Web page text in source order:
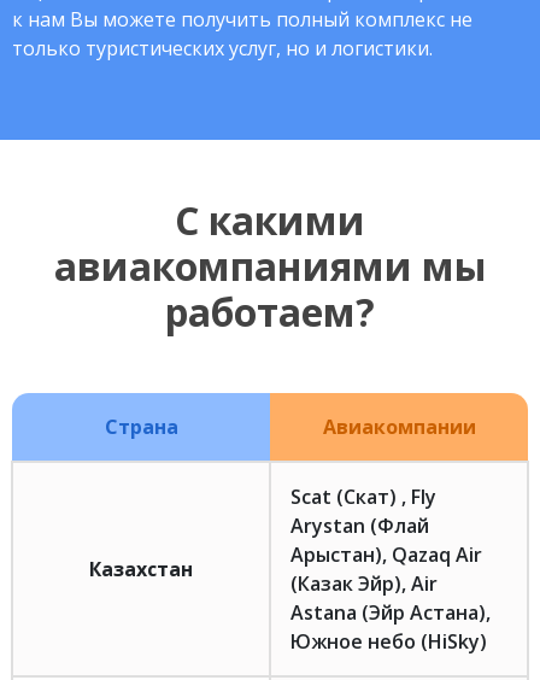
к нам Вы можете получить полный комплекс не
только туристических услуг, но и логистики.
С какими
авиакомпаниями мы
работаем?
Страна Авиакомпании
Казахстан
Scat (Скат) , Fly
Arystan (Флай
Арыстан), Qazaq Air
(Казак Эйр), Air
Astana (Эйр Астана),
Южное небо (HiSky)